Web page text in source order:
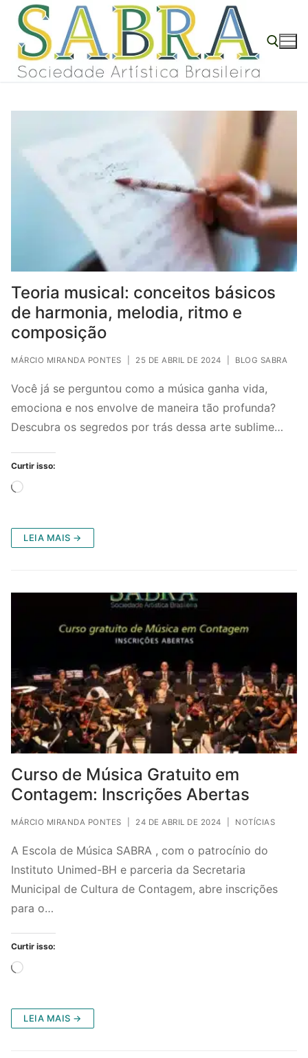
conteúdo
Pular
para
conteúdo
Teoria musical: conceitos básicos
de harmonia, melodia, ritmo e
composição
MÁRCIO MIRANDA PONTES 25 DE ABRIL DE 2024 BLOG SABRA
Você já se perguntou como a música ganha vida,
emociona e nos envolve de maneira tão profunda?
Descubra os segredos por trás dessa arte sublime…
Curtir isso:
Carregando...
LEIA MAIS →
Curso de Música Gratuito em
Contagem: Inscrições Abertas
MÁRCIO MIRANDA PONTES 24 DE ABRIL DE 2024 NOTÍCIAS
A Escola de Música SABRA , com o patrocínio do
Instituto Unimed-BH e parceria da Secretaria
Municipal de Cultura de Contagem, abre inscrições
para o…
Curtir isso:
Carregando...
LEIA MAIS →